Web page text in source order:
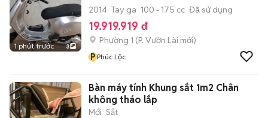
1 phút trước 3
2014 Tay ga 100 - 175 cc Đã sử dụng
19.919.919 đ
Phường 1 (P. Vườn Lài mới)
P Phúc Lộc
Bàn máy tính Khung sắt 1m2 Chân
không tháo lắp
Mới Sắt